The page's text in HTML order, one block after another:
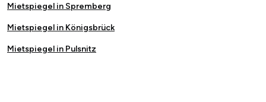
Mietspiegel in Spremberg
Mietspiegel in Königsbrück
Mietspiegel in Pulsnitz